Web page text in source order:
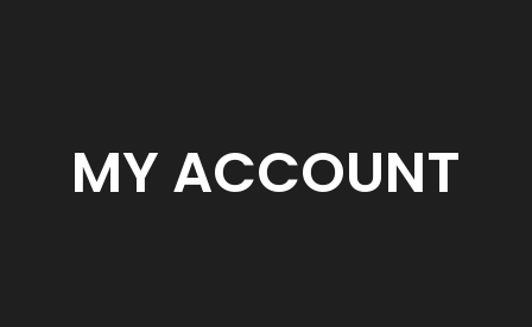
MY ACCOUNT